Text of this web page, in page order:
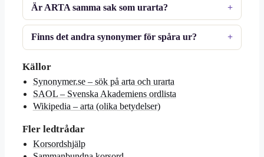
Är ARTA samma sak som urarta?
Finns det andra synonymer för spåra ur?
Källor
Synonymer.se – sök på arta och urarta
SAOL – Svenska Akademiens ordlista
Wikipedia – arta (olika betydelser)
Fler ledtrådar
Korsordshjälp